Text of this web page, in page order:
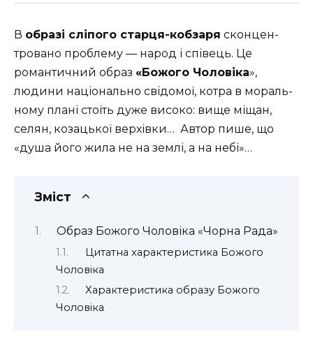
В образі сліпого старця-кобзаря сконцен­
тровано проблему — народ і співець. Це
романтичний образ «Бо­жого Чоловіка»,
людини національно свідомої, котра в мораль­
ному плані стоїть дуже високо: вище міщан,
селян, козацької верхівки… Автор пише, що
«душа його жила не на землі, а на небі»…
Зміст
Образ Божого Чоловіка «Чорна Рада»
Цитатна характеристика Божого
Чоловіка
Характеристика образу Божого
Чоловіка